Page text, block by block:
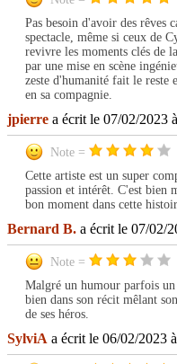
Pas besoin d'avoir des rêves
spectacle, même si ceux de
revivre les moments clés de
par une mise en scène
zeste d'humanité fait le reste
en sa compagnie.
jpierre a écrit le 07/02/2023
Note =
Cette artiste est un super
passion et intérêt. C'est bien
bon moment dans cette
Bernard B. a écrit le 07/02/
Note =
Malgré un humour parfois
bien dans son récit mêlant
de ses héros.
SylviA a écrit le 06/02/2023